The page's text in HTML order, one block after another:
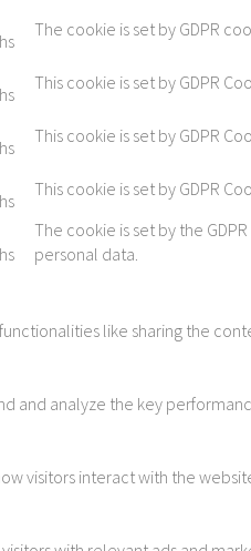
The cookie is set by GDPR
This cookie is set by GDPR
This cookie is set by GDPR
This cookie is set by GDPR
The cookie is set by the
personal data.
like sharing the
and analyze the key
visitors interact with the